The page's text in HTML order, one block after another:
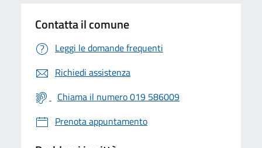
Contatta il comune
Leggi le domande frequenti
Richiedi assistenza
Chiama il numero 019 586009
Prenota appuntamento